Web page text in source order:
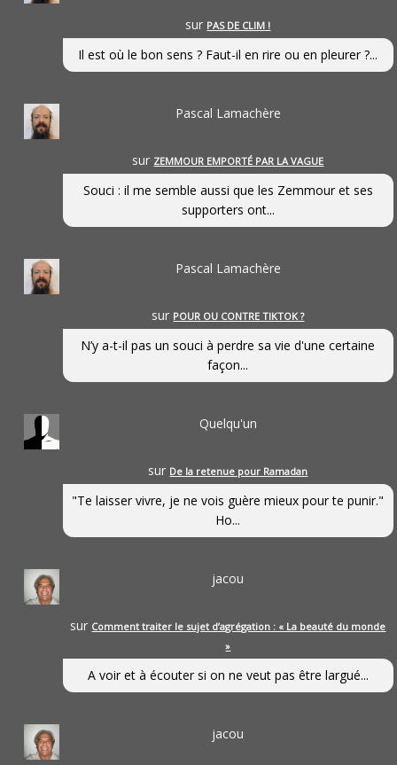
sur PAS DE CLIM !
Il est où le bon sens ? Faut-il en rire ou en pleurer ?...
Pascal Lamachère
sur ZEMMOUR EMPORTÉ PAR LA VAGUE
Souci : il me semble aussi que les Zemmour et ses
supporters ont...
Pascal Lamachère
sur POUR OU CONTRE TIKTOK ?
N’y a-t-il pas un souci à perdre sa vie d'une certaine
façon...
Quelqu'un
sur De la retenue pour Ramadan
"Te laisser vivre, je ne vois guère mieux pour te punir."
Ho...
jacou
sur Comment traiter le sujet d’agrégation : « La beauté du monde
»
A voir et à écouter si on ne veut pas être largué...
jacou